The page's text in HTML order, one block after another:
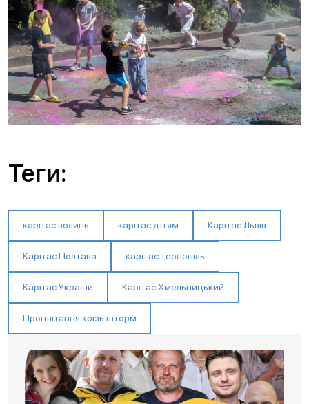
Теги:
карітас волинь карітас дітям Карітас Львів
Карітас Полтава карітас тернопіль
Карітас України Карітас Хмельницький
Процвітання крізь шторм